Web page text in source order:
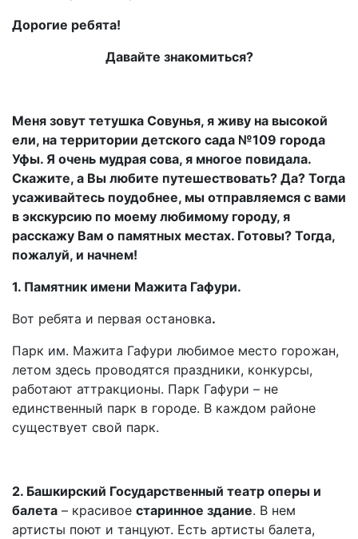
Дорогие ребята!
Давайте знакомиться?
Меня зовут тетушка Совунья, я живу на высокой
ели, на территории детского сада №109 города
Уфы. Я очень мудрая сова, я многое повидала.
Скажите, а Вы любите путешествовать? Да? Тогда
усаживайтесь поудобнее, мы отправляемся с вами
в экскурсию по моему любимому городу, я
расскажу Вам о памятных местах. Готовы? Тогда,
пожалуй, и начнем!
1. Памятник имени Мажита Гафури.
Вот ребята и первая остановка.
Парк им. Мажита Гафури любимое место горожан,
летом здесь проводятся праздники, конкурсы,
работают аттракционы. Парк Гафури – не
единственный парк в городе. В каждом районе
существует свой парк.
2. Башкирский Государственный театр оперы и
балета – красивое старинное здание. В нем
артисты поют и танцуют. Есть артисты балета,